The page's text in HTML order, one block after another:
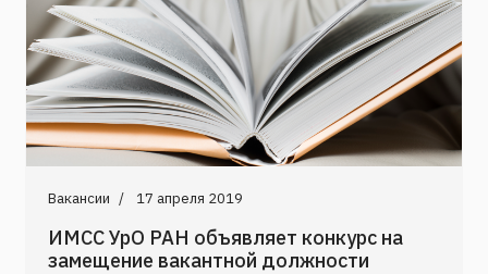
Вакансии 17 апреля 2019
ИМСС УрО РАН объявляет конкурс на
замещение вакантной должности